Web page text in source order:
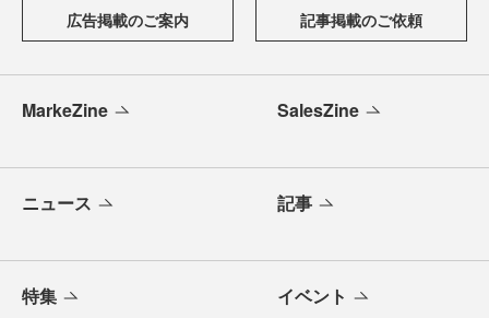
広告掲載のご案内 記事掲載のご依頼
MarkeZine SalesZine
ニュース 記事
特集 イベント